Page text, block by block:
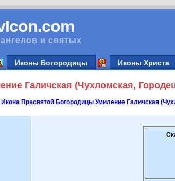
и святых
Иконы Богородицы Иконы Христа
Галичская (Чухломская,
Икона Пресвятой Богородицы Умиление Галичская